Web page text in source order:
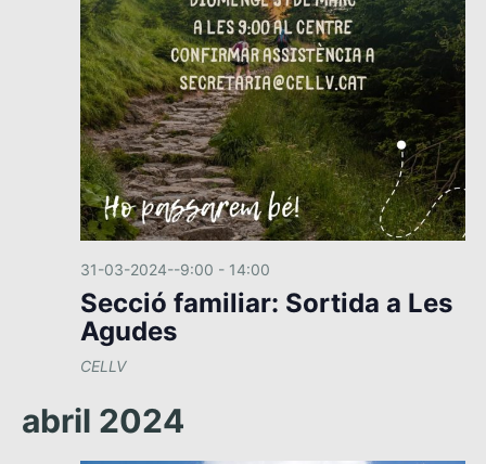
31-03-2024--9:00 - 14:00
Secció familiar: Sortida a Les
Agudes
CELLV
abril 2024